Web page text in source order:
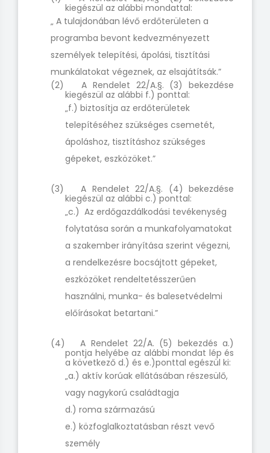
kiegészül az alábbi mondattal:
„ A tulajdonában lévő erdőterületen a
programba bevont kedvezményezett
személyek telepítési, ápolási, tisztítási
munkálatokat végeznek, az elsajátítsák.”
(2) A Rendelet 22/A.§. (3) bekezdése
kiegészül az alábbi f.) ponttal:
„f.) biztosítja az erdőterületek
telepítéséhez szükséges csemetét,
ápoláshoz, tisztításhoz szükséges
gépeket, eszközöket.”
(3) A Rendelet 22/A.§. (4) bekezdése
kiegészül az alábbi c.) ponttal:
„c.) Az erdőgazdálkodási tevékenység
folytatása során a munkafolyamatokat
a szakember irányítása szerint végezni,
a rendelkezésre bocsájtott gépeket,
eszközöket rendeltetésszerűen
használni, munka- és balesetvédelmi
előírásokat betartani.”
(4) A Rendelet 22/A. (5) bekezdés a.)
pontja helyébe az alábbi mondat lép és
a következő d.) és e.)ponttal egészül ki:
„a.) aktív korúak ellátásában részesülő,
vagy nagykorú családtagja
d.) roma származású
e.) közfoglalkoztatásban részt vevő
személy